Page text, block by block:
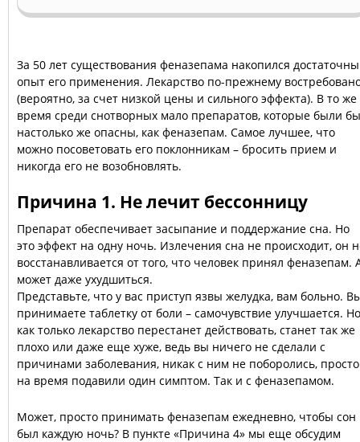
За 50 лет существования феназепама накопился
опыт его применения. Лекарство по-прежнему
(вероятно, за счет низкой цены и сильного эффекта). В то же
время среди снотворных мало препаратов, которые были бы
настолько же опасны, как феназепам. Самое лучшее, что
можно посоветовать его поклонникам – бросить прием и
никогда его не возобновлять.
Причина 1. Не лечит бессонницу
Препарат обеспечивает засыпание и поддержание сна. Но
это эффект на одну ночь. Излечения сна не происходит, он
восстанавливается от того, что человек принял феназепам.
может даже ухудшиться.
Представьте, что у вас приступ язвы желудка, вам больно.
принимаете таблетку от боли – самочувствие улучшается.
как только лекарство перестанет действовать, станет так же
плохо или даже еще хуже, ведь вы ничего не сделали с
причинами заболевания, никак с ним не поборолись, просто
на время подавили один симптом. Так и с феназепамом.
Может, просто принимать феназепам ежедневно, чтобы сон
был каждую ночь? В пункте «Причина 4» мы еще обсудим